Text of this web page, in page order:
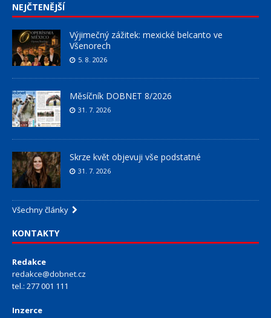
NEJČTENĚJŠÍ
Výjimečný zážitek: mexické belcanto ve
Všenorech
5. 8. 2026
Měsíčník DOBNET 8/2026
31. 7. 2026
Skrze květ objevuji vše podstatné
31. 7. 2026
Všechny články
KONTAKTY
Redakce
redakce@dobnet.cz
tel.: 277 001 111
Inzerce